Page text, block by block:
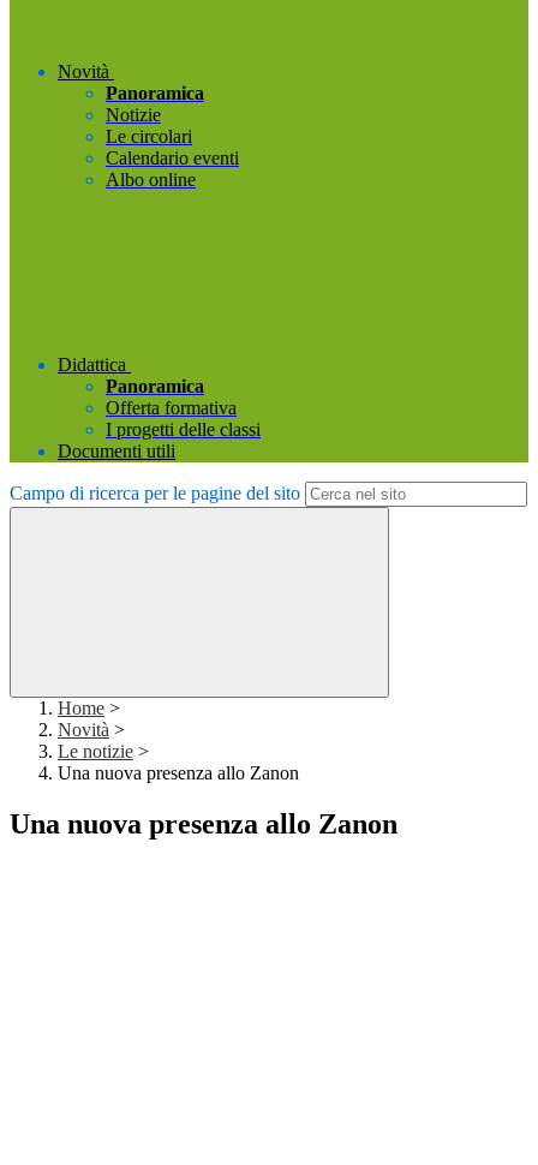
Novità
Panoramica
Notizie
Le circolari
Calendario eventi
Albo online
Didattica
Panoramica
Offerta formativa
I progetti delle classi
Documenti utili
Campo di ricerca per le pagine del sito
Home >
Novità >
Le notizie >
Una nuova presenza allo Zanon
Una nuova presenza allo Zanon